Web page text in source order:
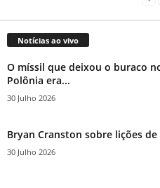
Notícias ao vivo
O míssil que deixou o buraco
Polônia era...
30 Julho 2026
Bryan Cranston sobre lições de
30 Julho 2026